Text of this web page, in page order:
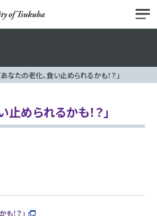
あなたの老化、食い止められるかも！？」
止められるかも！？」
！？」